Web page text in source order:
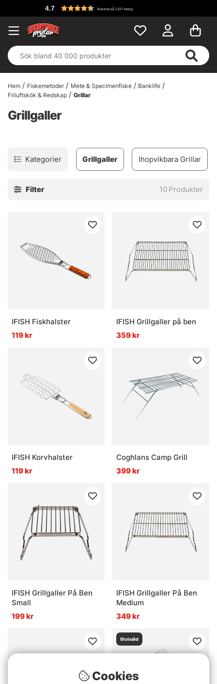
Baserat på 1157 betyg
Hem Fiskemetoder Mete & Specimenfiske
Banklife
Friluftskök & Redskap
Grillar
Grillgaller
Kategorier Grillgaller Ihopvikbara Grillar
Filter 10 Produkter
IFISH Fiskhalster
119 kr
IFISH Grillgaller på ben
359 kr
IFISH Korvhalster
119 kr
Coghlans Camp Grill
399 kr
IFISH Grillgaller På Ben
Small
199 kr
IFISH Grillgaller På Ben
Medium
349 kr
Slutsåld
Cookies